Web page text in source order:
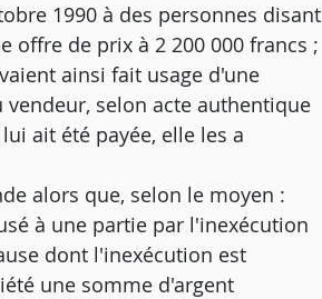
1990 à des personnes disant
offre de prix à 2 200 000 francs ;
ainsi fait usage d'une
selon acte authentique
ait été payée, elle les a
alors que, selon le moyen :
à une partie par l'inexécution
dont l'inexécution est
une somme d'argent